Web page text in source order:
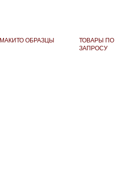
МАКИТО ОБРАЗЦЫ
ТОВАРЫ ПО
ЗАПРОСУ